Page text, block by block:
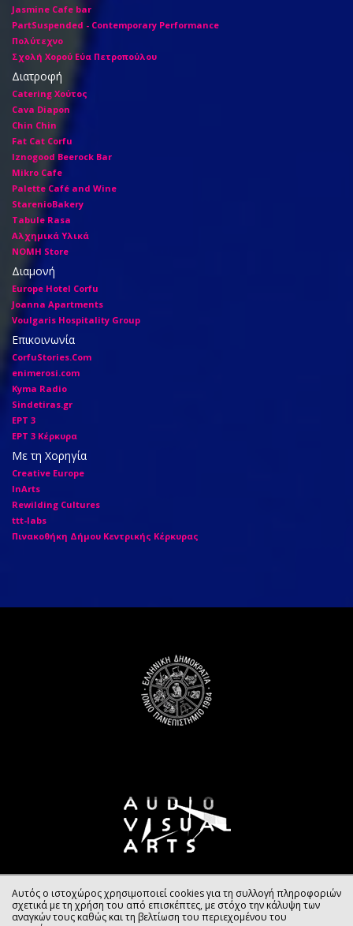
Jasmine Cafe bar
PartSuspended - Contemporary Performance
Πολύτεχνο
Σχολή Χορού Εύα Πετροπούλου
Διατροφή
Catering Χούτος
Cava Diapon
Chin Chin
Fat Cat Corfu
Iznogood Βeerock Bar
Mikro Cafe
Palette Café and Wine
StarenioBakery
Tabule Rasa
Αλχημικά Υλικά
ΝΟΜΗ Store
Διαμονή
Europe Hotel Corfu
Joanna Apartments
Voulgaris Hospitality Group
Επικοινωνία
CorfuStories.Com
enimerosi.com
Kyma Radio
Sindetiras.gr
ΕΡΤ 3
ΕΡΤ 3 Κέρκυρα
Με τη Χορηγία
Creative Europe
InArts
Rewilding Cultures
ttt-labs
Πινακοθήκη Δήμου Κεντρικής Κέρκυρας
Αυτός ο ιστοχώρος χρησιμοποιεί cookies για τη συλλογή πληροφοριών
σχετικά με τη χρήση του από επισκέπτες, με στόχο την κάλυψη των
αναγκών τους καθώς και τη βελτίωση του περιεχομένου του